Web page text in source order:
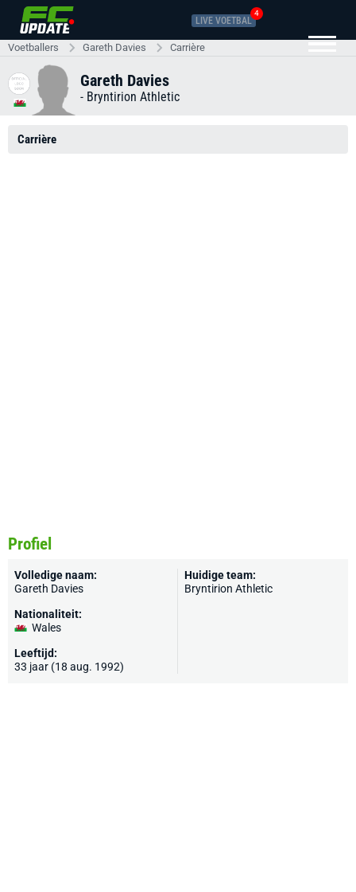
LIVE VOETBAL
4
Voetballers Gareth Davies Carrière
Gareth Davies
- Bryntirion Athletic
Carrière
Profiel
Volledige naam:
Gareth Davies
Nationaliteit:
Wales
Leeftijd:
33 jaar (18 aug. 1992)
Huidige team:
Bryntirion Athletic